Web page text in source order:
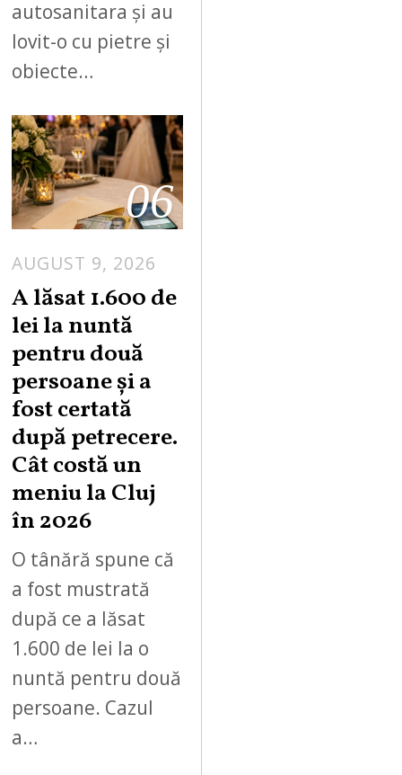
autosanitara și au
lovit-o cu pietre și
obiecte…
06
AUGUST 9, 2026
A lăsat 1.600 de
lei la nuntă
pentru două
persoane și a
fost certată
după petrecere.
Cât costă un
meniu la Cluj
în 2026
O tânără spune că
a fost mustrată
după ce a lăsat
1.600 de lei la o
nuntă pentru două
persoane. Cazul
a…